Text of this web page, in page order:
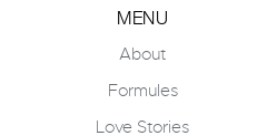
MENU
About
Formules
Love Stories